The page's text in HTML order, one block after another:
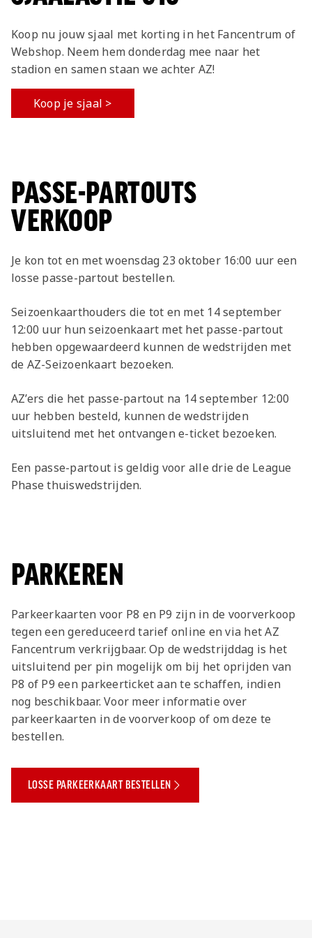
dan voornoemde beschikbaar te stellen of
door te verkopen.
Koop nu jouw sjaal met korting in het Fancentrum of
Webshop. Neem hem donderdag mee naar het
stadion en samen staan we achter AZ!
Koop je sjaal >
PASSE-PARTOUTS
VERKOOP
Je kon tot en met woensdag 23 oktober 16:00 uur een
losse passe-partout bestellen.
Seizoenkaarthouders die tot en met 14 september
12:00 uur hun seizoenkaart met het passe-partout
hebben opgewaardeerd kunnen de wedstrijden met
de AZ-Seizoenkaart bezoeken.
AZ’ers die het passe-partout na 14 september 12:00
uur hebben besteld, kunnen de wedstrijden
uitsluitend met het ontvangen e-ticket bezoeken.
Een passe-partout is geldig voor alle drie de League
Phase thuiswedstrijden.
PARKEREN
Parkeerkaarten voor P8 en P9 zijn in de voorverkoop
tegen een gereduceerd tarief online en via het AZ
Fancentrum verkrijgbaar. Op de wedstrijddag is het
uitsluitend per pin mogelijk om bij het oprijden van
P8 of P9 een parkeerticket aan te schaffen, indien
nog beschikbaar. Voor meer informatie over
parkeerkaarten in de voorverkoop of om deze te
bestellen.
LOSSE PARKEERKAART BESTELLEN